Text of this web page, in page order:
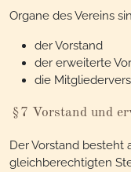
Organe des Vereins
der Vorstand
der erweiterte
die
§7 Vorstand und
Der Vorstand besteht
gleichberechtigten